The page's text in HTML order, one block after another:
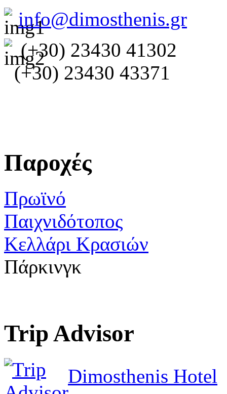
info@dimosthenis.gr
(+30) 23430 41302
(+30) 23430 43371
Παροχές
Πρωϊνό
Παιχνιδότοπος
Κελλάρι Κρασιών
Πάρκινγκ
Trip Advisor
Dimosthenis Hotel